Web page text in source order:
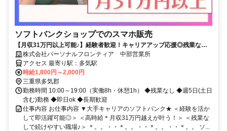
ソフトバンクショップでのスマホ販売
【月収31万円以上可能♪】経験者歓迎！キャリアアップ応援◎残業なし&
フルタイム！即日ok★
株式会社パーソナルフロンティア 中部営業所
アクセス 最寄り駅：多気駅
時給1,800円～2,000円
三重県多気郡
勤務時間 10:00～19:00（実働8h・休憩1h） ◆残業なし ◆週5日(土日
含む)勤務 ◆即日ok ◆長期歓迎
仕事内容 お仕事内容 ▼大手キャリアのソフトバンク★ ＜経験を活か
して即活躍可能◎＞ ＜高時給＊月収31万円越えが叶う！＞ ＜残業な
しで続けやすい職場♪＞ ＊。。・・＊。。・・＊。。・・＊。。 ソ...